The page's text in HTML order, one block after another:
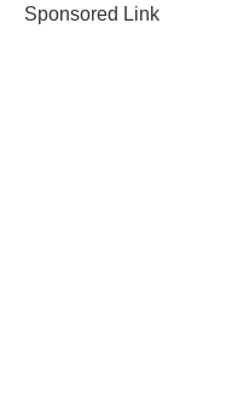
Sponsored Link